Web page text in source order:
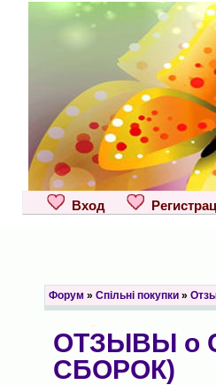
Вход
Форум » Спільні покупки»
ОТЗЫВЫ о
СБОРОК)